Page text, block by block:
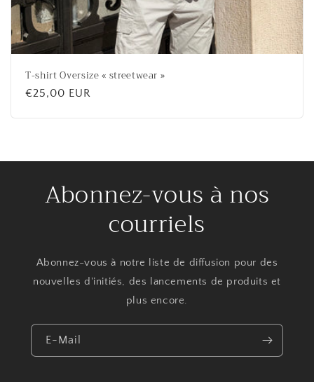
T-shirt Oversize « streetwear »
Normaler
€25,00 EUR
Abonnez-vous à nos
courriels
Abonnez-vous à notre liste de diffusion pour des
nouvelles d'initiés, des lancements de produits et
plus encore.
E-Mail